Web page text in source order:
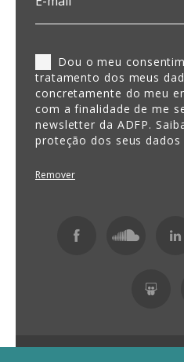
Dou o meu
tratamento dos meus
concretamente do meu
com a finalidade de me
newsletter da ADFP.
proteção dos seus dados
Remover